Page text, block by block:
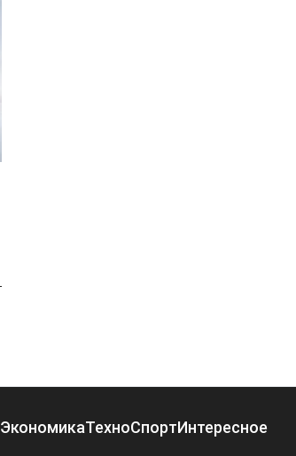
ЭкономикаТехноСпортИнтересное